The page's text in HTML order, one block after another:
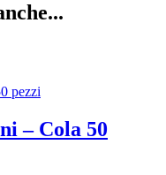
– Cola 50